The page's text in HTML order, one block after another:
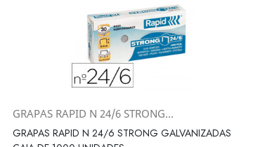
Vista rápida
GRAPAS RAPID N 24/6 STRONG...
GRAPAS RAPID N 24/6 STRONG GALVANIZADAS